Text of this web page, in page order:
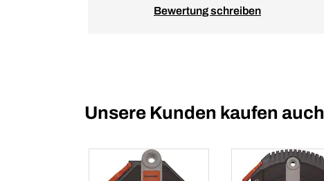
Bewertung schreiben
Unsere Kunden kaufen auch